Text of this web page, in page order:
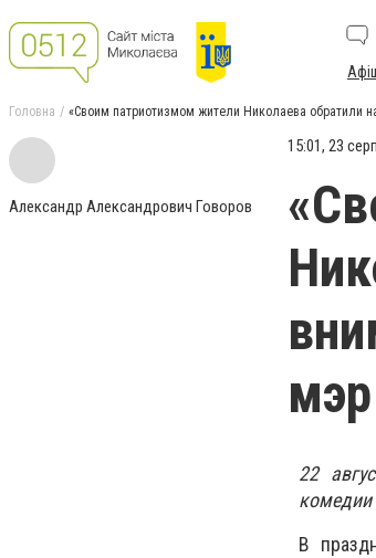
Головна «Своим патриотизмом жители Николаева обратили
Александр Александрович Говоров
15:01, 23
22
комедии
В